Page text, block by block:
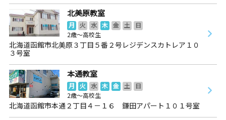
北美原教室
月 火 水 木 金 土
日
2歳～高校生
北海道函館市北美原３丁目５番２号レジデンスカトレア１０
３号室
本通教室
月 火 水 木 金 土
日
2歳～高校生
北海道函館市本通２丁目４－１６ 鎌田アパート１０１号室